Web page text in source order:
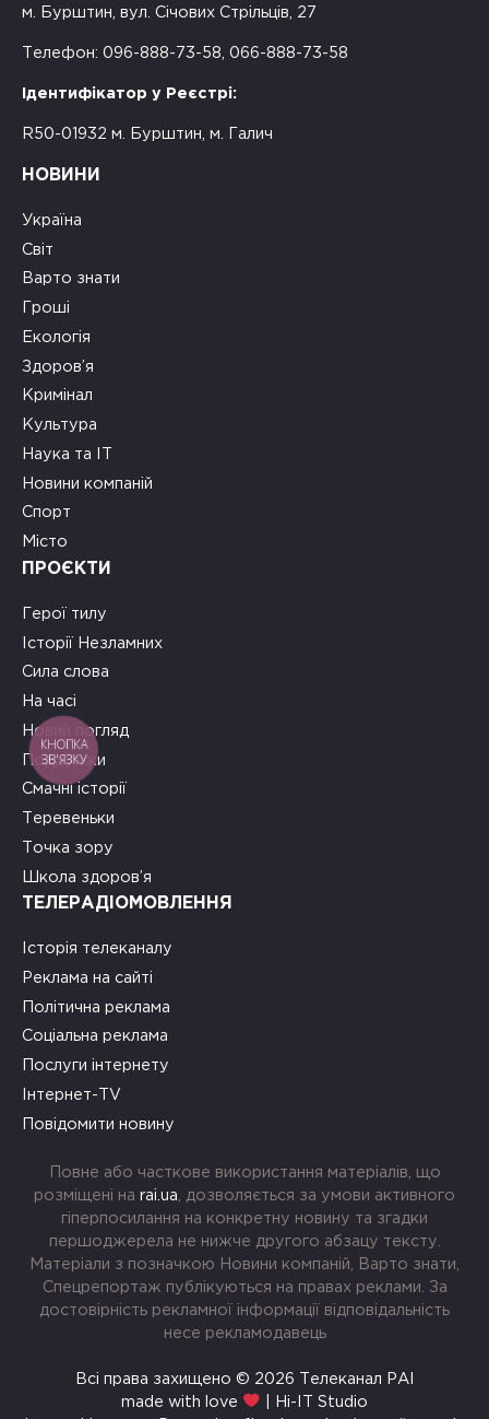
м. Бурштин, вул. Січових Стрільців, 27
Телефон: 096-888-73-58, 066-888-73-58
Ідентифікатор у Реєстрі:
R50-01932 м. Бурштин, м. Галич
НОВИНИ
Україна
Світ
Варто знати
Гроші
Екологія
Здоров’я
Кримінал
Культура
Наука та ІТ
Новини компаній
Спорт
Місто
ПРОЄКТИ
Герої тилу
Історії Незламних
Сила слова
На часі
Новий погляд
Подружки
Смачні історії
Теревеньки
Точка зору
Школа здоров’я
ТЕЛЕРАДІОМОВЛЕННЯ
Історія телеканалу
Реклама на сайті
Політична реклама
Соціальна реклама
Послуги інтернету
Інтернет-TV
Повідомити новину
Повне або часткове використання матеріалів, що
розміщені на rai.ua , дозволяється за умови активного
гіперпосилання на конкретну новину та згадки
першоджерела не нижче другого абзацу тексту.
Матеріали з позначкою Новини компаній, Варто знати,
Спецрепортаж публікуються на правах реклами. За
достовірність рекламної інформації відповідальність
несе рекламодавець
Всі права захищено © 2026 Телеканал РАІ
made with love
| Hi-IT Studio
КНОПКА
ЗВ'ЯЗКУ